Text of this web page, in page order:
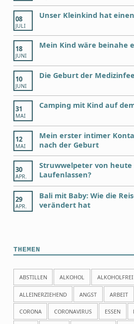
08
JULI
Unser Kleinkind hat
18
JUNI
Mein Kind wäre beinahe
10
JUNI
Die Geburt der Medizinfee
31
MAI
Camping mit Kind auf
12
MAI
Mein erster intimer
nach der Geburt
30
APR.
Struwwelpeter von heute
Laufenlassen?
29
APR.
Bali mit Baby: Wie die
verändert hat
THEMEN
ABSTILLEN ALKOHOL ALKOHOLFREI
ALLEINERZIEHEND ANGST ARBEIT
CORONA CORONAVIRUS ESSEN